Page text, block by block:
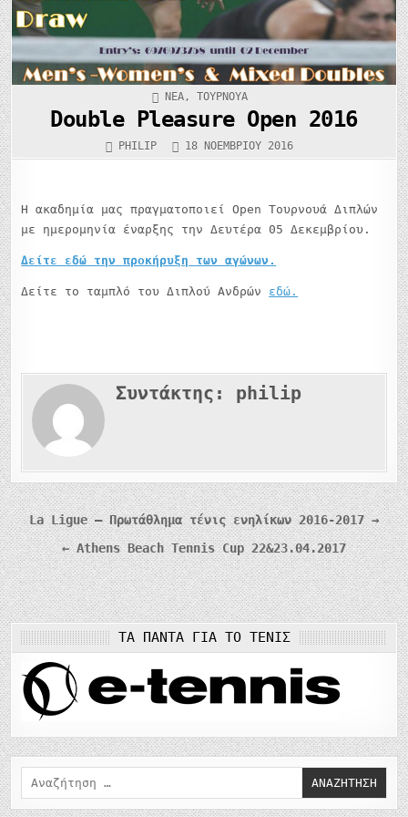
ΚΑΤΑΧΩΡΉΘΗΚΕ
ΝΈΑ, ΤΟΥΡΝΟΥΆ
Double Pleasure Open 2016
PHILIP 18 ΝΟΕΜΒΡΊΟΥ 2016
Η ακαδημία μας πραγματοποιεί Open Τουρνουά Διπλών
με ημερομηνία έναρξης την Δευτέρα 05 Δεκεμβρίου.
Δείτε εδώ την προκήρυξη των αγώνων.
Δείτε το ταμπλό του Διπλού Ανδρών εδώ.
Συντάκτης: philip
Πλοήγηση
άρθρων
La Ligue – Πρωτάθλημα τένις ενηλίκων 2016-2017 →
← Athens Beach Tennis Cup 22&23.04.2017
ΤΑ ΠΆΝΤΑ ΓΙΑ ΤΟ ΤΈΝΙΣ